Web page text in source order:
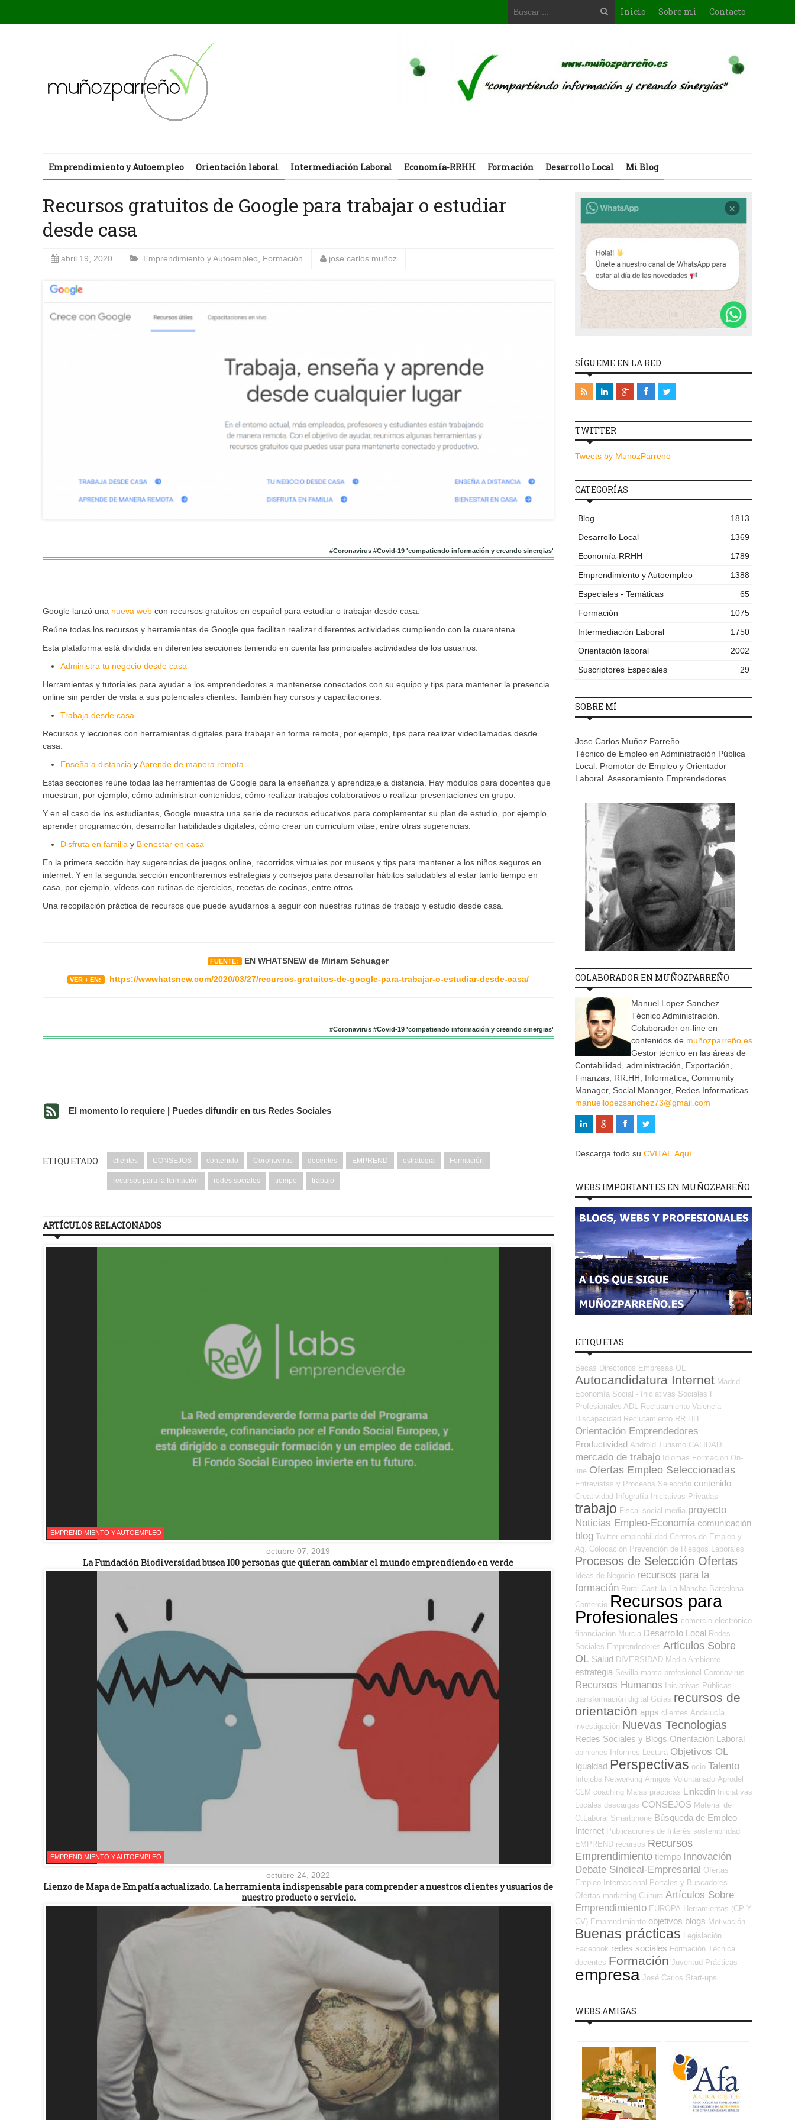
Inicio Sobre mi Contacto
Emprendimiento y Autoempleo Orientación laboral Intermediación Laboral Economía-RRHH Formación Desarrollo Local Mi Blog
Recursos gratuitos de Google para trabajar o estudiar
desde casa
abril 19, 2020 Emprendimiento y Autoempleo Formación jose carlos muñoz
#Coronavirus #Covid-19 'compatiendo información y creando sinergias'
Google lanzó una nueva web con recursos gratuitos en español para estudiar o trabajar desde casa.
Reúne todas los recursos y herramientas de Google que facilitan realizar diferentes actividades cumpliendo con la cuarentena.
Esta plataforma está dividida en diferentes secciones teniendo en cuenta las principales actividades de los usuarios.
Administra tu negocio desde casa
Herramientas y tutoriales para ayudar a los emprendedores a mantenerse conectados con su equipo y tips para mantener la presencia
online sin perder de vista a sus potenciales clientes. También hay cursos y capacitaciones.
Trabaja desde casa
Recursos y lecciones con herramientas digitales para trabajar en forma remota, por ejemplo, tips para realizar videollamadas desde
casa.
Enseña a distancia yAprende de manera remota
Estas secciones reúne todas las herramientas de Google para la enseñanza y aprendizaje a distancia. Hay módulos para docentes que
muestran, por ejemplo, cómo administrar contenidos, cómo realizar trabajos colaborativos o realizar presentaciones en grupo.
Y en el caso de los estudiantes, Google muestra una serie de recursos educativos para complementar su plan de estudio, por ejemplo,
aprender programación, desarrollar habilidades digitales, cómo crear un curriculum vitae, entre otras sugerencias.
Disfruta en familia y Bienestar en casa
En la primera sección hay sugerencias de juegos online, recorridos virtuales por museos y tips para mantener a los niños seguros en
internet. Y en la segunda sección encontraremos estrategias y consejos para desarrollar hábitos saludables al estar tanto tiempo en
casa, por ejemplo, vídeos con rutinas de ejercicios, recetas de cocinas, entre otros.
Una recopilación práctica de recursos que puede ayudarnos a seguir con nuestras rutinas de trabajo y estudio desde casa.
FUENTE: EN WHATSNEW de Miriam Schuager
VER + EN: https://wwwhatsnew.com/2020/03/27/recursos-gratuitos-de-google-para-trabajar-o-estudiar-desde-casa/
#Coronavirus #Covid-19 'compatiendo información y creando sinergias'
El momento lo requiere | Puedes difundir en tus Redes Sociales
ETIQUETADO clientes CONSEJOS contenido Coronavirus docentes EMPREND estrategia Formación
recursos para la formación redes sociales tiempo trabajo
ARTÍCULOS RELACIONADOS
EMPRENDIMIENTO Y AUTOEMPLEO
octubre 07, 2019
La Fundación Biodiversidad busca 100 personas que quieran cambiar el mundo emprendiendo en verde
EMPRENDIMIENTO Y AUTOEMPLEO
octubre 24, 2022
Lienzo de Mapa de Empatía actualizado. La herramienta indispensable para comprender a nuestros clientes y usuarios de
nuestro producto o servicio.
SÍGUEME EN LA RED
TWITTER
Tweets by MunozParreno
CATEGORÍAS
Blog
1813
Desarrollo Local
1369
Economía-RRHH
1789
Emprendimiento y Autoempleo
1388
Especiales - Temáticas
65
Formación
1075
Intermediación Laboral
1750
Orientación laboral
2002
Suscriptores Especiales
29
SOBRE MÍ
Jose Carlos Muñoz Parreño
Técnico de Empleo en Administración Pública
Local. Promotor de Empleo y Orientador
Laboral. Asesoramiento Emprendedores
COLABORADOR EN MUÑOZPARREÑO
Manuel Lopez Sanchez.
Técnico Administración.
Colaborador on-line en
contenidos de muñozparreño.es
Gestor técnico en las áreas de
Contabilidad, administración, Exportación,
Finanzas, RR.HH, Informática, Community
Manager, Social Manager, Redes Informaticas.
manuellopezsanchez73@gmail.com
Descarga todo su CVITAE Aquí
WEBS IMPORTANTES EN MUÑOZPAREÑO
ETIQUETAS
Becas Directorios Empresas OL
Autocandidatura Internet Madrid
Economía Social - Iniciativas Sociales F
Profesionales ADL
Reclutamiento Valencia
Discapacidad Reclutamiento RR.HH.
Orientación Emprendedores
Productividad Android Turismo CALIDAD
mercado de trabajo Idiomas Formación On-
line Ofertas Empleo Seleccionadas
Entrevistas y Procesos Selección contenido
Creatividad Infografía Iniciativas Privadas
trabajo Fiscal social media proyecto
Noticias Empleo-Economía comunicación
blog Twitter empleabilidad Centros de Empleo y
Ag. Colocación Prevención de Riesgos Laborales
Procesos de Selección Ofertas
Ideas de Negocio recursos para la
formación Rural Castilla La Mancha Barcelona
Comercio Recursos para
Profesionales comercio electrónico
financiación Murcia Desarrollo Local Redes
Sociales Emprendedores Artículos Sobre
OL Salud DIVERSIDAD Medio Ambiente
estrategia Sevilla marca profesional Coronavirus
Recursos Humanos
Iniciativas Públicas
transformación digital Guías recursos de
orientación apps clientes Andalucía
investigación Nuevas Tecnologias
Redes Sociales y Blogs Orientación Laboral
opiniones Informes Lectura Objetivos OL
Igualdad Perspectivas ocio Talento
Infojobs Networking Amigos Voluntariado Aprodel
CLM coaching Malas prácticas Linkedin Iniciativas
Locales descargas CONSEJOS Material de
O.Laboral Smartphone Búsqueda de Empleo
Internet Publicaciones de Interés sostenibilidad
EMPREND recursos Recursos
Emprendimiento tiempo Innovación
Debate Sindical-Empresarial Ofertas
Empleo Internacional
Portales y Buscadores
Ofertas marketing Cultura Artículos Sobre
Emprendimiento EUROPA Herramientas (CP Y
CV) Emprendimiento objetivos blogs Motivación
Buenas prácticas
Legislación
Facebook redes sociales Formación Técnica
docentes Formación Juventud Prácticas
empresa José Carlos Start-ups
WEBS AMIGAS